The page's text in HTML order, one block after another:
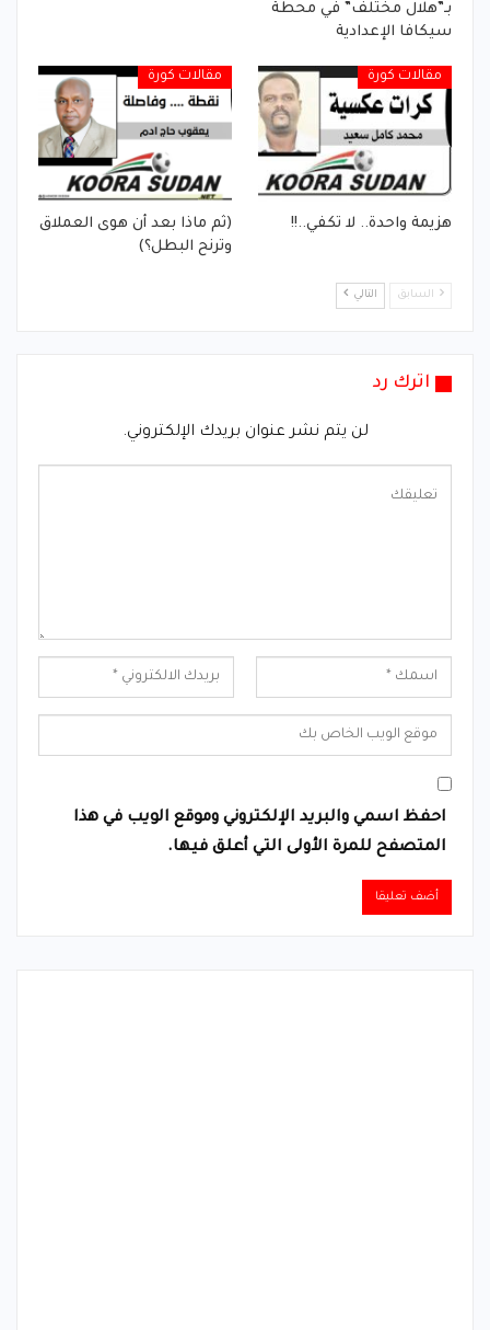
بـ”هلال مختلف” في محطة
سيكافا الإعدادية
مقالات كورة
هزيمة واحدة.. لا تكفي..!!
مقالات كورة
(ثم ماذا بعد أن هوى العملاق
وترنح البطل؟)
السابق التالي
اترك رد
لن يتم نشر عنوان بريدك الإلكتروني.
احفظ اسمي والبريد الإلكتروني وموقع الويب في هذا
المتصفح للمرة الأولى التي أعلق فيها.